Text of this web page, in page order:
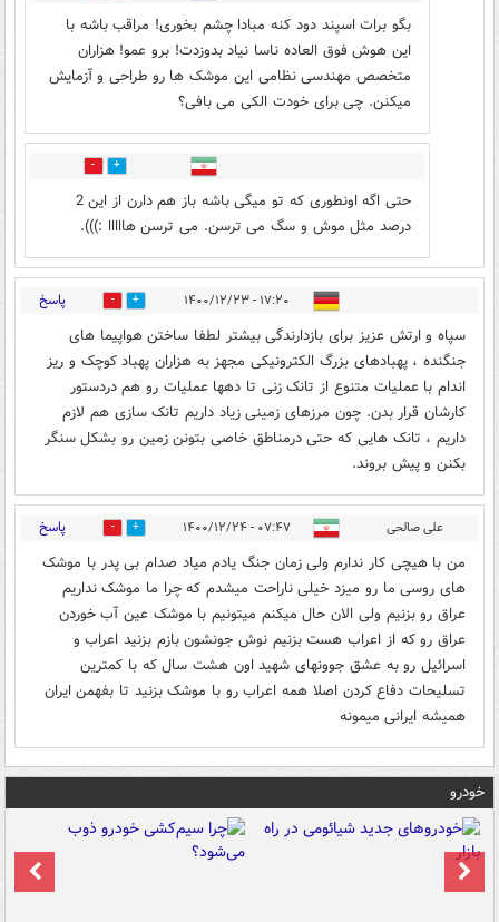
بگو برات اسپند دود کنه مبادا چشم بخوری! مراقب باشه با
این هوش فوق العاده ناسا نیاد بدوزدت! برو عمو! هزاران
متخصص مهندسی نظامی این موشک ها رو طراحی و آزمایش
میکنن. چی برای خودت الکی می بافی؟
2
حتی اگه اونطوری که تو میگی باشه باز هم دارن از این 2
درصد مثل موش و سگ می ترسن. می ترسن هااااا :))).
۱۷:۲۰ - ۱۴۰۰/۱۲/۲۳ 1 پاسخ
سپاه و ارتش عزیز برای بازدارندگی بیشتر لطفا ساختن هواپیما های
جنگنده ، پهبادهای بزرگ الکترونیکی مجهز به هزاران پهباد کوچک و ریز
اندام با عملیات متنوع از تانک زنی تا دهها عملیات رو هم دردستور
کارشان قرار بدن. چون مرزهای زمینی زیاد داریم تانک سازی هم لازم
داریم ، تانک هایی که حتی درمناطق خاصی بتونن زمین رو بشکل سنگر
بکنن و پیش بروند.
علی صالحی ۰۷:۴۷ - ۱۴۰۰/۱۲/۲۴ 1 پاسخ
من با هیچی کار ندارم ولی زمان جنگ یادم میاد صدام بی پدر با موشک
های روسی ما رو میزد خیلی ناراحت میشدم که چرا ما موشک نداریم
عراق رو بزنیم ولی الان حال میکنم میتونیم با موشک عین آب خوردن
عراق رو که از اعراب هست بزنیم نوش جونشون بازم بزنید اعراب و
اسرائیل رو به عشق جوونهای شهید اون هشت سال که با کمترین
تسلیحات دفاع کردن اصلا همه اعراب رو با موشک بزنید تا بفهمن ایران
همیشه ایرانی میمونه
خودرو